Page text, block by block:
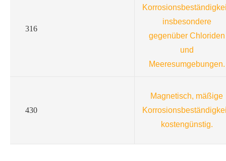
316
insbesondere
gegenüber Chloriden
und
Meeresumgebungen.
430
Magnetisch, mäßige
kostengünstig.